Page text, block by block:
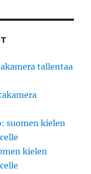
tallentaa
suomen kielen
kielen